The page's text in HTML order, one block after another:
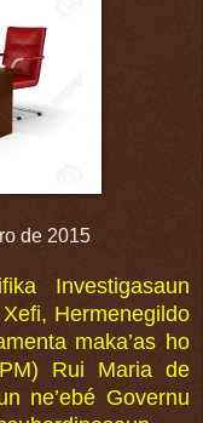
de 2015
Investigasaun
Hermenegildo
maka’as ho
Rui Maria de
ne’ebé Governu